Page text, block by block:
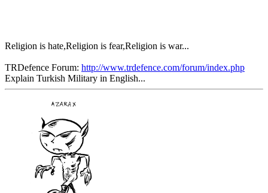
Religion is hate,Religion is fear,Religion is war...
TRDefence Forum: http://www.trdefence.com/forum/index.php
Explain Turkish Military in English...